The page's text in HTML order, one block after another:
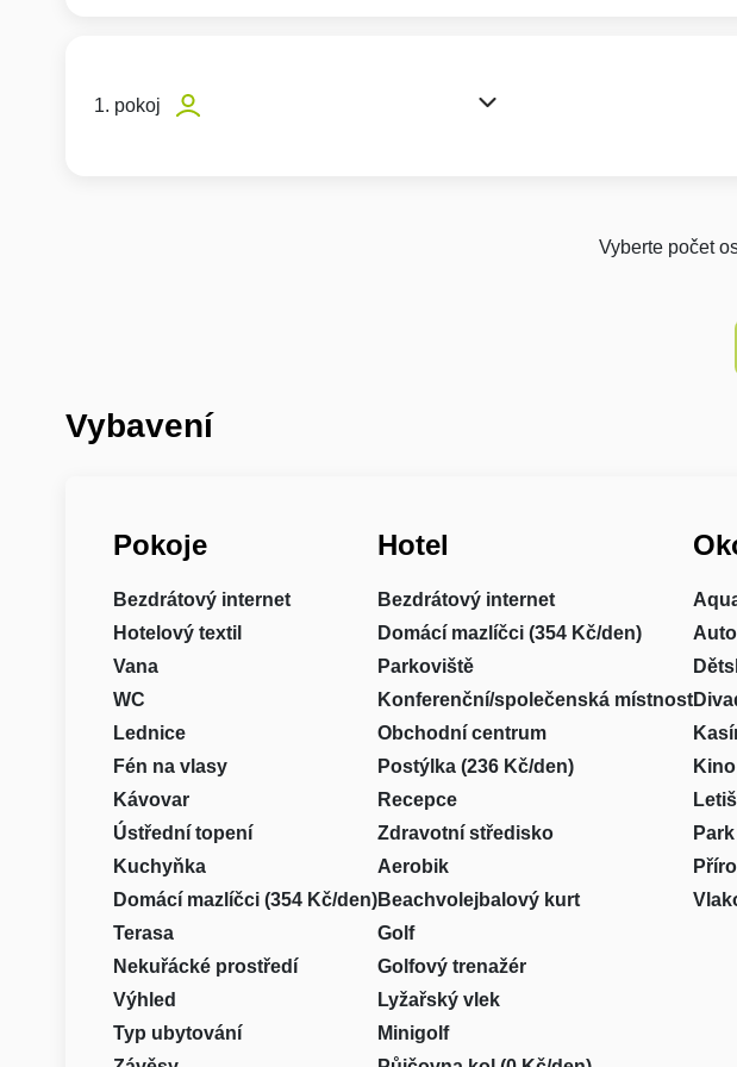
1. pokoj
Vyberte počet
Vybavení
Pokoje
Bezdrátový internet
Hotelový textil
Vana
WC
Lednice
Fén na vlasy
Kávovar
Ústřední topení
Kuchyňka
Domácí mazlíčci (354 Kč/den)
Terasa
Nekuřácké prostředí
Výhled
Typ ubytování
Hotel
Bezdrátový internet
Domácí mazlíčci (354 Kč/den)
Parkoviště
Konferenční/společenská místnost
Obchodní centrum
Postýlka (236 Kč/den)
Recepce
Zdravotní středisko
Aerobik
Beachvolejbalový kurt
Golf
Golfový trenažér
Lyžařský vlek
Minigolf
Kino
Park